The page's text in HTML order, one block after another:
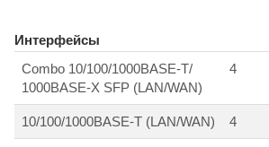
Интерфейсы
Combo 10/100/1000BASE-T/
1000BASE-X SFP (LAN/WAN)
4
10/100/1000BASE-T (LAN/WAN) 4